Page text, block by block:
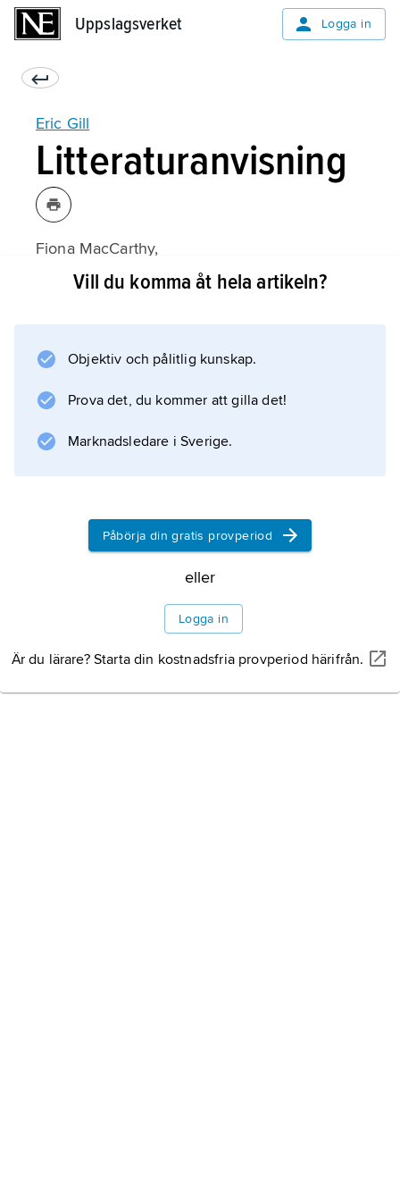
Uppslagsverket Logga in
Eric Gill
Litteraturanvisning
Fiona MacCarthy,
Eric GillVill du komma åt hela artikeln?
Objektiv och pålitlig kunskap.
Prova det, du kommer att gilla det!
Marknadsledare i Sverige.
Påbörja din gratis provperiod
eller
Logga in
Är du lärare? Starta din kostnadsfria provperiod härifrån.